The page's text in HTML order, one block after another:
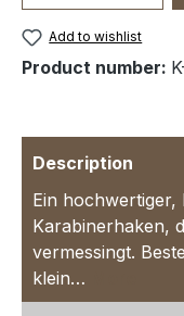
Add to wishlist
Product number:
Description
Ein hochwertiger,
Karabinerhaken,
vermessingt.
klein…